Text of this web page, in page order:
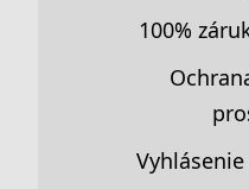
100%